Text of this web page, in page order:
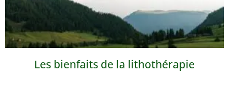
Les bienfaits de la lithothérapie